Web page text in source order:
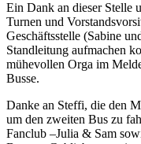
Ein Dank an dieser Stelle
Turnen und
Geschäftsstelle (Sabine
Standleitung aufmachen
mühevollen Orga im
Busse.
Danke an Steffi, die den
um den zweiten Bus zu
Fanclub –Julia & Sam